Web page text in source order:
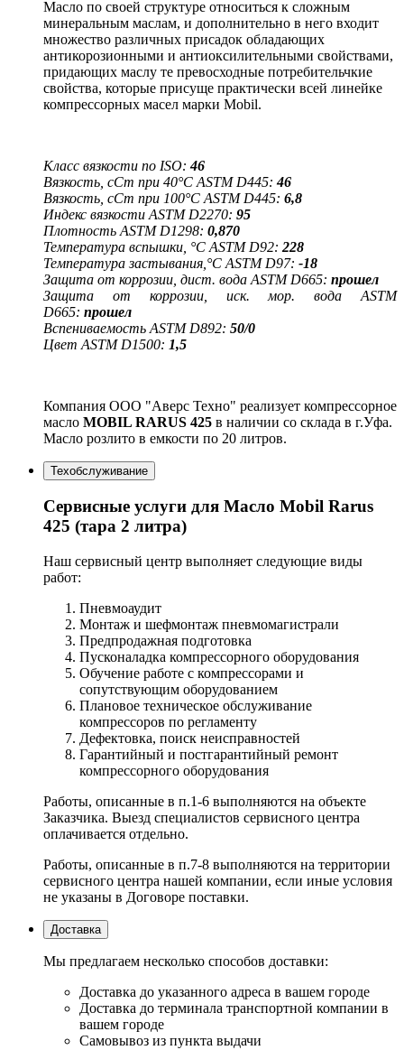
Масло по своей структуре относиться к сложным
минеральным маслам, и дополнительно в него входит
множество различных присадок обладающих
антикорозионными и антиоксилительными свойствами,
придающих маслу те превосходные потребительчкие
свойства, которые присуще практически всей линейке
компрессорных масел марки Mobil.
Класс вязкости по ISO:46
Вязкость, сСт при 40°C ASTM D445:46
Вязкость, сСт при 100°C ASTM D445: 6,8
Индекс вязкости ASTM D2270: 95
Плотность ASTM D1298: 0,870
Температура вспышки, °C ASTM D92: 228
Температура застывания,°C ASTM D97: -18
Защита от коррозии, дист. вода ASTM D665: прошел
Защита от коррозии, иск. мор. вода ASTM
D665: прошел
Вспениваемость ASTM D892: 50/0
Цвет ASTM D1500: 1,5
Компания ООО "Аверс Техно" реализует компрессорное
масло MOBIL RARUS 425 в наличии со склада в г.Уфа.
Масло розлито в емкости по 20 литров.
Техобслуживание
Сервисные услуги для Масло Mobil Rarus
425 (тара 2 литра)
Наш сервисный центр выполняет следующие виды
работ:
Пневмоаудит
Монтаж и шефмонтаж пневмомагистрали
Предпродажная подготовка
Пусконаладка компрессорного оборудования
Обучение работе с компрессорами и
сопутствующим оборудованием
Плановое техническое обслуживание
компрессоров по регламенту
Дефектовка, поиск неисправностей
Гарантийный и постгарантийный ремонт
компрессорного оборудования
Работы, описанные в п.1-6 выполняются на объекте
Заказчика. Выезд специалистов сервисного центра
оплачивается отдельно.
Работы, описанные в п.7-8 выполняются на территории
сервисного центра нашей компании, если иные условия
не указаны в Договоре поставки.
Доставка
Мы предлагаем несколько способов доставки:
Доставка до указанного адреса в вашем городе
Доставка до терминала транспортной компании в
вашем городе
Самовывоз из пункта выдачи